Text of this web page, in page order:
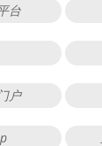
台
户